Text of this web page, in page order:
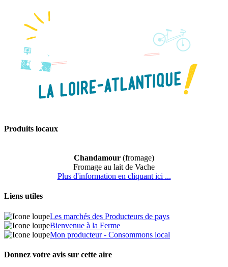
Produits locaux
Chandamour (fromage)
Fromage au lait de Vache
Plus d'information en cliquant ici ...
Liens utiles
Les marchés des Producteurs de pays
Bienvenue à la Ferme
Mon producteur - Consommons local
Donnez votre avis sur cette aire